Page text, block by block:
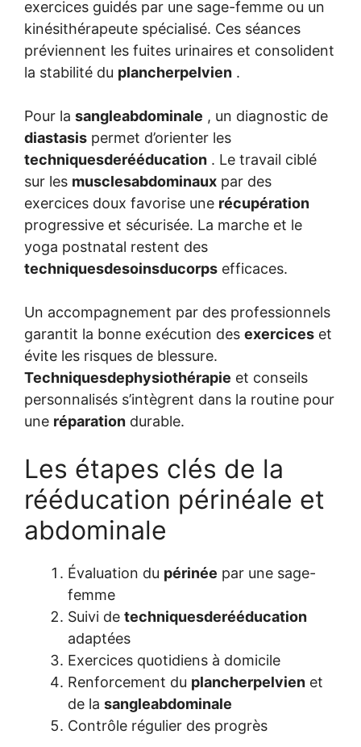
exercices guidés par une sage-femme ou un
kinésithérapeute spécialisé. Ces séances
préviennent les fuites urinaires et consolident
la stabilité du plancherpelvien .
Pour la sangleabdominale , un diagnostic de
diastasis permet d’orienter les
techniquesderééducation . Le travail ciblé
sur les musclesabdominaux par des
exercices doux favorise une récupération
progressive et sécurisée. La marche et le
yoga postnatal restent des
techniquesdesoinsducorps efficaces.
Un accompagnement par des professionnels
garantit la bonne exécution des exercices et
évite les risques de blessure.
Techniquesdephysiothérapie et conseils
personnalisés s’intègrent dans la routine pour
une réparation durable.
Les étapes clés de la
rééducation périnéale et
abdominale
Évaluation du périnée par une sage-
femme
Suivi de techniquesderééducation
adaptées
Exercices quotidiens à domicile
Renforcement du plancherpelvien et
de la sangleabdominale
Contrôle régulier des progrès